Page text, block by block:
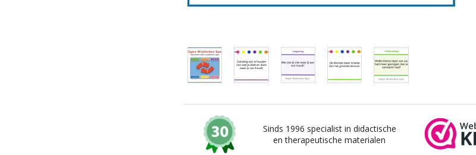
Sinds 1996 specialist in didactische
en therapeutische materialen